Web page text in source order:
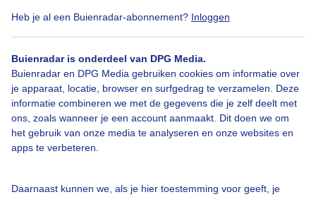
Heb je al een Buienradar-abonnement? Inloggen
Buienradar is onderdeel van DPG Media.
Buienradar en DPG Media gebruiken cookies om informatie over
je apparaat, locatie, browser en surfgedrag te verzamelen. Deze
informatie combineren we met de gegevens die je zelf deelt met
ons, zoals wanneer je een account aanmaakt. Dit doen we om
het gebruik van onze media te analyseren en onze websites en
apps te verbeteren.
Daarnaast kunnen we, als je hier toestemming voor geeft, je
Jacobsladder Regen Zonsopkomst
Bekijk slideshow